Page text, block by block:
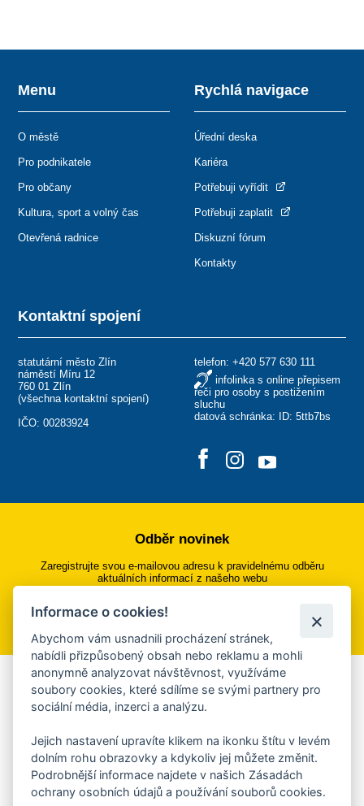
Kontaktní spojení
statutární město Zlín
náměstí Míru 12
760 01 Zlín
(všechna kontaktní spojení)
IČO: 00283924
telefon: +420 577 630 111
infolinka s online přepisem
řeči pro osoby s postižením
sluchu
datová schránka: ID: 5ttb7bs
Menu
O městě
Pro podnikatele
Pro občany
Kultura, sport a volný čas
Otevřená radnice
Rychlá navigace
Úřední deska
Kariéra
Potřebuji vyřídit
Potřebuji zaplatit
Diskuzní fórum
Kontakty
Odběr novinek
Zaregistrujte svou e-mailovou adresu k pravidelnému odběru
aktuálních informací z našeho webu
Přihlásit se k odběru
Aplikace Mobilní rozhlas
Chcete dostávat do svého mobilu či mailu upozornění na
ankety, pozvánky na kulturní a sportovní akce?
Více informací o aplikaci
Informace o cookies!
Abychom vám usnadnili procházení stránek,
nabídli přizpůsobený obsah nebo reklamu a mohli
anonymně analyzovat návštěvnost, využíváme
soubory cookies, které sdílíme se svými partnery pro
sociální média, inzerci a analýzu.
Jejich nastavení upravíte klikem na ikonku štítu v levém
dolním rohu obrazovky a kdykoliv jej můžete změnit.
Podrobnější informace najdete v našich Zásadách
ochrany osobních údajů a používání souborů cookies.